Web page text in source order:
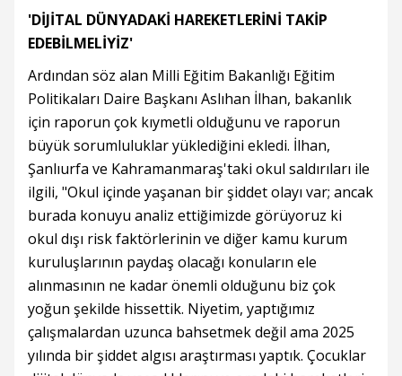
'DİJİTAL DÜNYADAKİ HAREKETLERİNİ TAKİP
EDEBİLMELİYİZ'
Ardından söz alan Milli Eğitim Bakanlığı Eğitim
Politikaları Daire Başkanı Aslıhan İlhan, bakanlık
için raporun çok kıymetli olduğunu ve raporun
büyük sorumluluklar yüklediğini ekledi. İlhan,
Şanlıurfa ve Kahramanmaraş'taki okul saldırıları ile
ilgili, "Okul içinde yaşanan bir şiddet olayı var; ancak
burada konuyu analiz ettiğimizde görüyoruz ki
okul dışı risk faktörlerinin ve diğer kamu kurum
kuruluşlarının paydaş olacağı konuların ele
alınmasının ne kadar önemli olduğunu biz çok
yoğun şekilde hissettik. Niyetim, yaptığımız
çalışmalardan uzunca bahsetmek değil ama 2025
yılında bir şiddet algısı araştırması yaptık. Çocuklar